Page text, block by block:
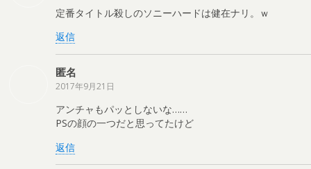
定番タイトル殺しのソニーハードは健在ナリ。ｗ
返信
匿名
2017年9月21日
アンチャもパッとしないな……
PSの顔の一つだと思ってたけど
返信